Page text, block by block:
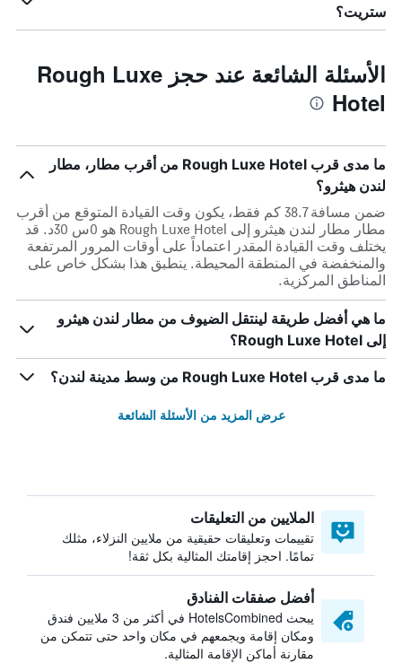
ستريت؟
الأسئلة الشائعة عند حجز Rough Luxe
Hotel
ما مدى قرب Rough Luxe Hotel من أقرب مطار، مطار
لندن هيثرو؟
ضمن مسافة 38.7 كم فقط، يكون وقت القيادة المتوقع من أقرب
مطار مطار لندن هيثرو إلى Rough Luxe Hotel هو 0س 30د. قد
يختلف وقت القيادة المقدر اعتماداً على أوقات المرور المرتفعة
والمنخفضة في المنطقة المحيطة. ينطبق هذا بشكل خاص على
المناطق المركزية.
ما هي أفضل طريقة لينتقل الضيوف من مطار لندن هيثرو
إلى Rough Luxe Hotel؟
ما مدى قرب Rough Luxe Hotel من وسط مدينة لندن؟
عرض المزيد من الأسئلة الشائعة
الملايين من التعليقات
تقييمات وتعليقات حقيقية من ملايين النزلاء، مثلك
تمامًا. احجز إقامتك المثالية بكل ثقة!
أفضل صفقات الفنادق
يبحث HotelsCombined في أكثر من 3 ملايين فندق
ومكان إقامة ويجمعهم في مكان واحد حتى تتمكن من
مقارنة أماكن الإقامة المثالية.